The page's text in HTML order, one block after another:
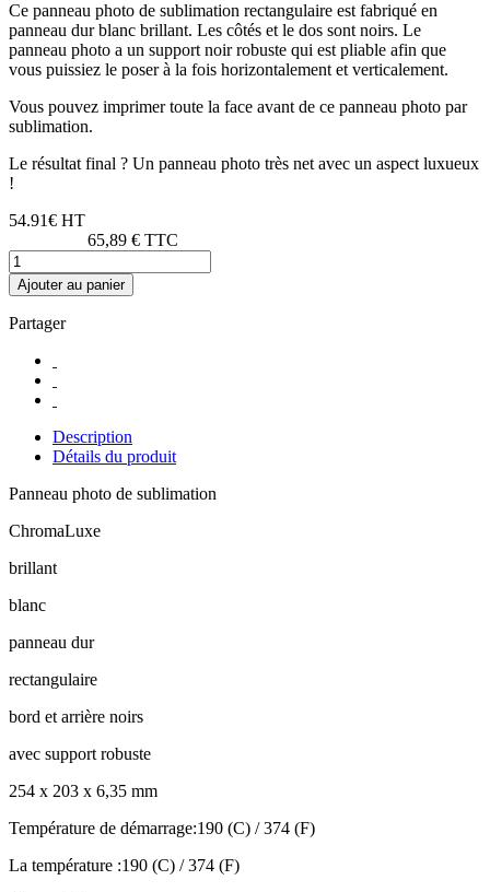
Ce panneau photo de sublimation rectangulaire est fabriqué en
panneau dur blanc brillant. Les côtés et le dos sont noirs. Le
panneau photo a un support noir robuste qui est pliable afin que
vous puissiez le poser à la fois horizontalement et verticalement.
Vous pouvez imprimer toute la face avant de ce panneau photo par
sublimation.
Le résultat final ? Un panneau photo très net avec un aspect luxueux
!
54.91€ HT
65,89 € TTC
Ajouter au panier
Partager
Description
Détails du produit
Panneau photo de sublimation
ChromaLuxe
brillant
blanc
panneau dur
rectangulaire
bord et arrière noirs
avec support robuste
254 x 203 x 6,35 mm
Température de démarrage:190 (C) / 374 (F)
La température :190 (C) / 374 (F)